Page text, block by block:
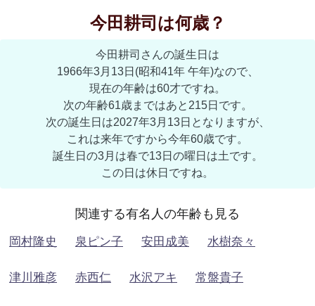
今田耕司は何歳？
今田耕司さんの誕生日は
1966年3月13日(昭和41年 午年)なので、
現在の年齢は60才ですね。
次の年齢61歳まではあと215日です。
次の誕生日は2027年3月13日となりますが、
これは来年ですから今年60歳です。
誕生日の3月は春で13日の曜日は土です。
この日は休日ですね。
関連する有名人の年齢も見る
岡村隆史 泉ピン子 安田成美 水樹奈々
津川雅彦 赤西仁 水沢アキ 常盤貴子